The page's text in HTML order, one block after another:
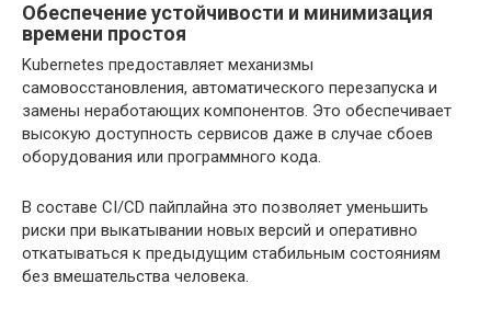
Обеспечение устойчивости и минимизация
времени простоя
Kubernetes предоставляет механизмы
самовосстановления, автоматического перезапуска и
замены неработающих компонентов. Это обеспечивает
высокую доступность сервисов даже в случае сбоев
оборудования или программного кода.
В составе CI/CD пайплайна это позволяет уменьшить
риски при выкатывании новых версий и оперативно
откатываться к предыдущим стабильным состояниям
без вмешательства человека.